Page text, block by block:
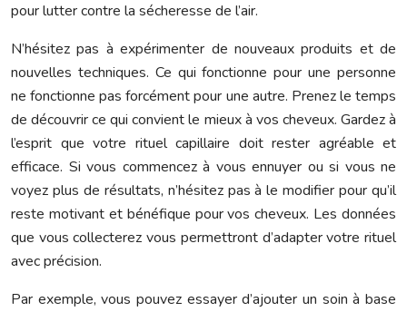
pour lutter contre la sécheresse de l’air.
N’hésitez pas à expérimenter de nouveaux produits et de
nouvelles techniques. Ce qui fonctionne pour une personne
ne fonctionne pas forcément pour une autre. Prenez le temps
de découvrir ce qui convient le mieux à vos cheveux. Gardez à
l’esprit que votre rituel capillaire doit rester agréable et
efficace. Si vous commencez à vous ennuyer ou si vous ne
voyez plus de résultats, n’hésitez pas à le modifier pour qu’il
reste motivant et bénéfique pour vos cheveux. Les données
que vous collecterez vous permettront d’adapter votre rituel
avec précision.
Par exemple, vous pouvez essayer d’ajouter un soin à base